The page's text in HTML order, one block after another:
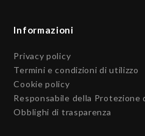
Informazioni
Privacy policy
Termini e condizioni di utilizzo
Cookie policy
Responsabile della Protezione
Obblighi di trasparenza